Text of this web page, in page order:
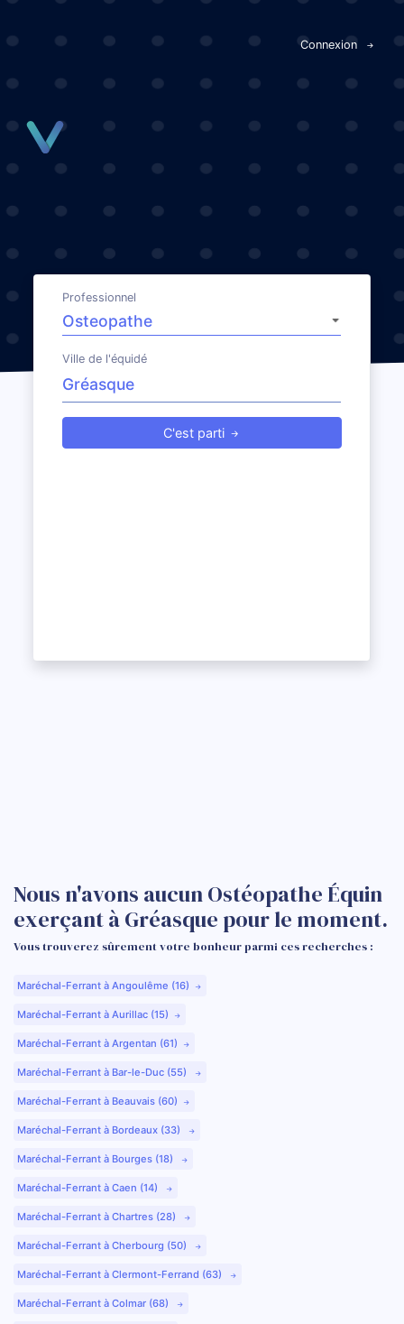
Connexion
Professionnel
Ville de l'équidé
C'est parti
Nous n'avons aucun Ostéopathe Équin
exerçant à Gréasque pour le moment.
Vous trouverez sûrement votre bonheur parmi ces recherches :
Maréchal-Ferrant à Angoulême (16)
Maréchal-Ferrant à Aurillac (15)
Maréchal-Ferrant à Argentan (61)
Maréchal-Ferrant à Bar-le-Duc (55)
Maréchal-Ferrant à Beauvais (60)
Maréchal-Ferrant à Bordeaux (33)
Maréchal-Ferrant à Bourges (18)
Maréchal-Ferrant à Caen (14)
Maréchal-Ferrant à Chartres (28)
Maréchal-Ferrant à Cherbourg (50)
Maréchal-Ferrant à Clermont-Ferrand (63)
Maréchal-Ferrant à Colmar (68)